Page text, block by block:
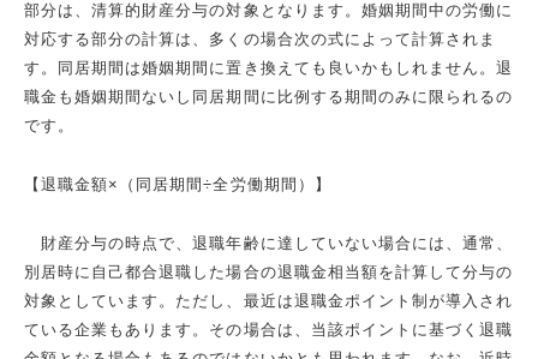
部分は、清算的財産分与の対象となります。婚姻期間中の労働に
対応する部分の計算は、多くの場合次の式によって計算されま
す。同居期間は婚姻期間に置き換えても良いかもしれません。退
職金も婚姻期間ないし同居期間に比例する期間のみに限られるの
です。
【退職金額×（同居期間÷全労働期間）】
財産分与の時点で、退職年齢に達していない場合には、通常、
別居時に自己都合退職した場合の退職金相当額を計算して分与の
対象としています。ただし、最近は退職金ポイント制が導入され
ている企業もあります。その場合は、当該ポイントに基づく退職